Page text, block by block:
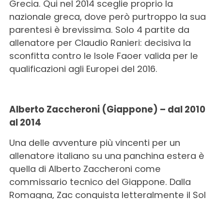
Grecia. Qui nel 2014 sceglie proprio la
nazionale greca, dove però purtroppo la sua
parentesi è brevissima. Solo 4 partite da
allenatore per Claudio Ranieri: decisiva la
sconfitta contro le Isole Faoer valida per le
qualificazioni agli Europei del 2016.
Alberto Zaccheroni (Giappone) – dal 2010
al 2014
Una delle avventure più vincenti per un
allenatore italiano su una panchina estera è
quella di Alberto Zaccheroni come
commissario tecnico del Giappone. Dalla
Romagna, Zac conquista letteralmente il Sol